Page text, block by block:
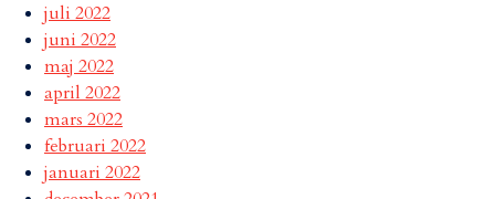
juli 2022
juni 2022
maj 2022
april 2022
mars 2022
februari 2022
januari 2022